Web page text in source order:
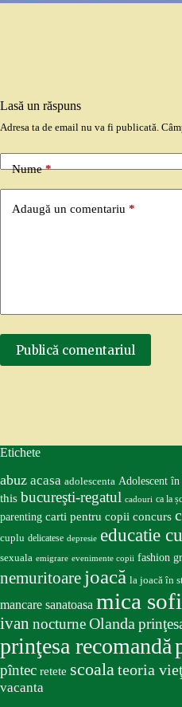
Lasă un răspuns
Adresa ta de email nu va fi publicată.
Nume*
Adaugă un comentariu *
Publică comentariul
Etichete
abuz acasa adolescenta Adolescent
this bucureşti-regatul cadouri ca la
parenting carti pentru copii concurs
cuplu delicatese depresie educatie
sexuala emigrare evenimente copii fashion
nemuritoare joacă la joacă în
mancare sanatoasa mica
ivan nocturneOlanda
prinţesa recomandă
pîntec retete scoalateoria
vacanta